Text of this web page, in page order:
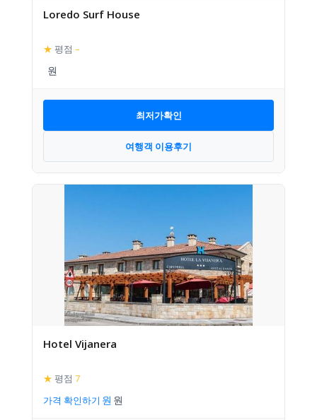
Loredo Surf House
★ 평점 –
최저가확인
여행객 이용후기
Hotel Vijanera
★ 평점 7
가격 확인하기